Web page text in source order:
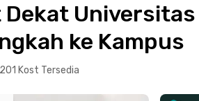
Dekat
ke Kampus
Kost Tersedia